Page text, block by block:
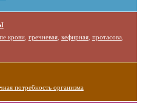
крови, гречневая, кефирная, протасова
потребность организма